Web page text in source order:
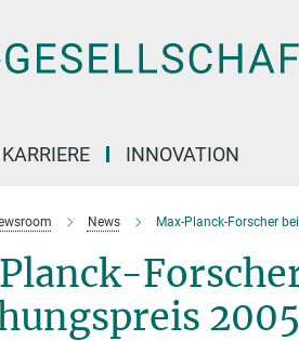
KARRIERE INNOVATION
News Max-Planck-Forscher